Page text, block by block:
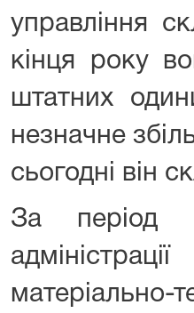
управління
кінця року
штатних
незначне
сьогодні він
За період